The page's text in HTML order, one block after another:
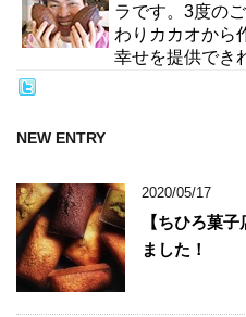
ラです。3度の
わりカカオから
幸せを提供でき
NEW ENTRY
2020/05/17
【ちひろ菓
ました！